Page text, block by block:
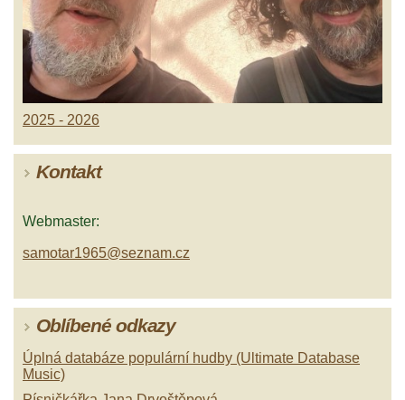
2025 - 2026
Kontakt
Webmaster:
samotar1965@seznam.cz
Oblíbené odkazy
Úplná databáze populární hudby (Ultimate Database
Music)